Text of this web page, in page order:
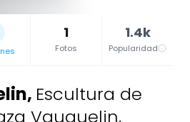
1
Fotos
1.4k
Popularidad
, Escultura de
Vauquelin,